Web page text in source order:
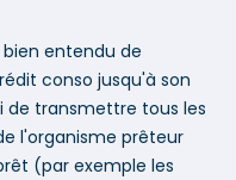
entendu de
conso jusqu'à son
de transmettre tous les
l'organisme prêteur
(par exemple les